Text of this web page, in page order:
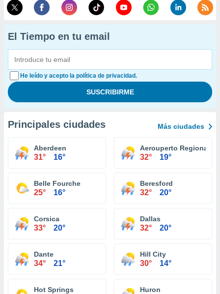
El Tiempo en tu email
He leído y acepto la política de privacidad.
Principales ciudades Más ciudades
Aberdeen
31° 16°
Aerouperto Regional
32° 19°
Belle Fourche
25° 16°
Beresford
32° 20°
Corsica
33° 20°
Dallas
32° 20°
Dante
34° 21°
Hill City
30° 14°
Hot Springs Huron